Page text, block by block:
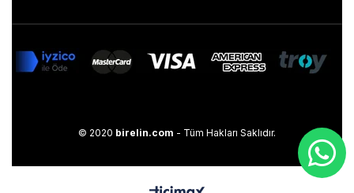
© 2020 birelin.com - Tüm Hakları Saklıdır.